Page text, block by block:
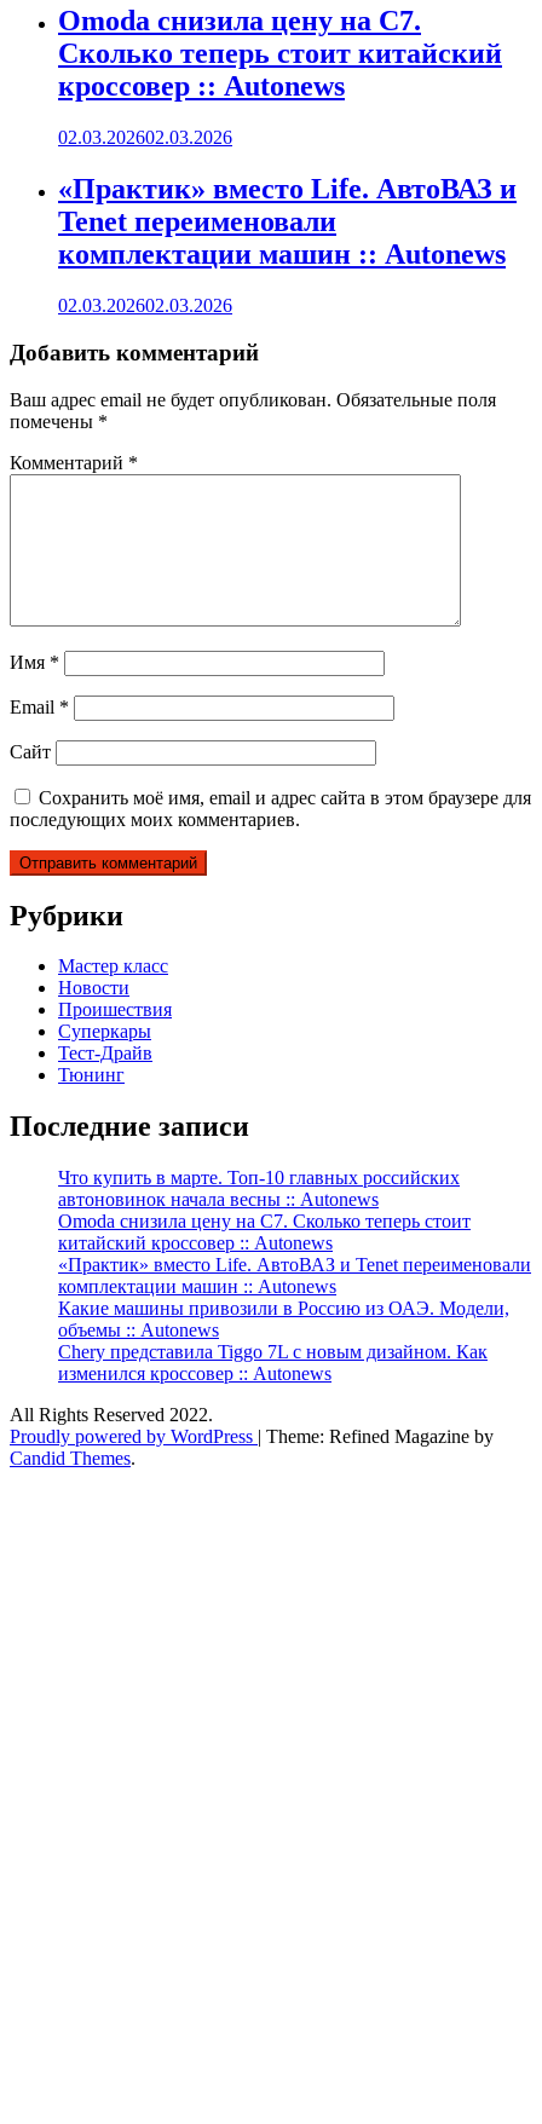
Omoda снизила цену на C7.
Сколько теперь стоит китайский
кроссовер :: Autonews
02.03.202602.03.2026
«Практик» вместо Life. АвтоВАЗ и
Tenet переименовали
комплектации машин :: Autonews
02.03.202602.03.2026
Добавить комментарий
Ваш адрес email не будет опубликован. Обязательные поля
помечены *
Комментарий *
Имя *
Email *
Сайт
Сохранить моё имя, email и адрес сайта в этом браузере для
последующих моих комментариев.
Рубрики
Мастер класс
Новости
Проишествия
Суперкары
Тест-Драйв
Тюнинг
Последние записи
Что купить в марте. Топ-10 главных российских
автоновинок начала весны :: Autonews
Omoda снизила цену на C7. Сколько теперь стоит
китайский кроссовер :: Autonews
«Практик» вместо Life. АвтоВАЗ и Tenet переименовали
комплектации машин :: Autonews
Какие машины привозили в Россию из ОАЭ. Модели,
объемы :: Autonews
Chery представила Tiggo 7L с новым дизайном. Как
изменился кроссовер :: Autonews
All Rights Reserved 2022.
Proudly powered by WordPress | Theme: Refined Magazine by
Candid Themes.